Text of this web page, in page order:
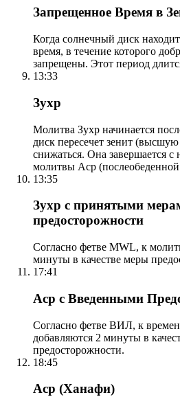
Запрещенное Время в
Когда солнечный диск
время, в течение которого
запрещены. Этот период
13:33
Зухр
Молитва Зухр начинается
диск пересечет зенит
снижаться. Она завершается с
молитвы Аср
13:35
Зухр с принятыми
предосторожности
Согласно фетве MWL, к
минуты в качестве меры
17:41
Аср с Введенными
Согласно фетве ВИЛ, к
добавляются 2 минуты в
предосторожности.
18:45
Аср (Ханафи)